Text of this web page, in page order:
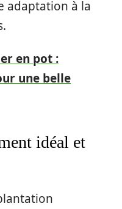
adaptation à la
en pot :
une belle
idéal et